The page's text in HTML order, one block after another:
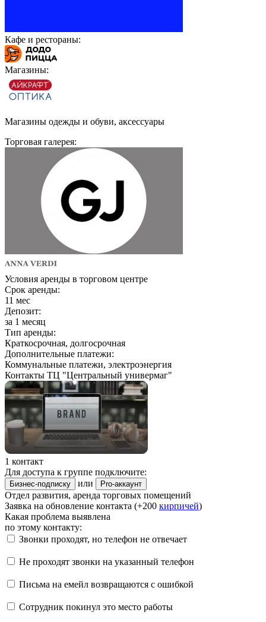
Кафе и рестораны:
Магазины:
Магазины одежды и обуви, аксессуары
Торговая галерея:
Условия аренды в торговом центре
Срок аренды:
11 мес
Депозит:
за 1 месяц
Тип аренды:
Краткосрочная, долгосрочная
Дополнительные платежи:
Коммунальные платежи, электроэнергия
Контакты ТЦ "Центральный универмаг"
1 контакт
Для доступа к группе подключите:
Бизнес-подписку или Pro-аккаунт
Отдел развития, аренда торговых помещений
Заявка на обновление контакта (+200 кирпичей)
Какая проблема выявлена
по этому контакту:
Звонки проходят, но телефон не отвечает
Не проходят звонки на указанный телефон
Письма на емейл возвращаются с ошибкой
Сотрудник покинул это место работы